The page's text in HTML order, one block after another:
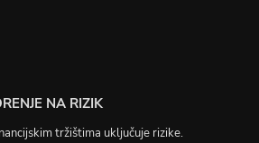
NA RIZIK
tržištima uključuje rizike.